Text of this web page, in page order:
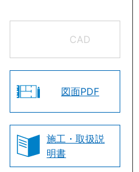
CAD
図面PDF
施工・取扱説
明書